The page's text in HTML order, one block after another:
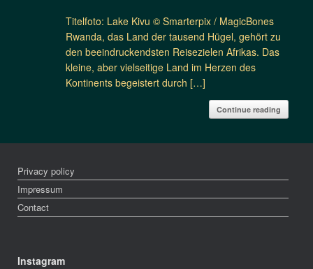
Titelfoto: Lake Kivu © Smarterpix / MagicBones
Rwanda, das Land der tausend Hügel, gehört zu
den beeindruckendsten Reisezielen Afrikas. Das
kleine, aber vielseitige Land im Herzen des
Kontinents begeistert durch […]
Continue reading
Privacy policy
Impressum
Contact
Instagram